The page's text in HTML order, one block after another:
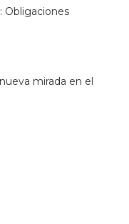
Obligaciones
mirada en el